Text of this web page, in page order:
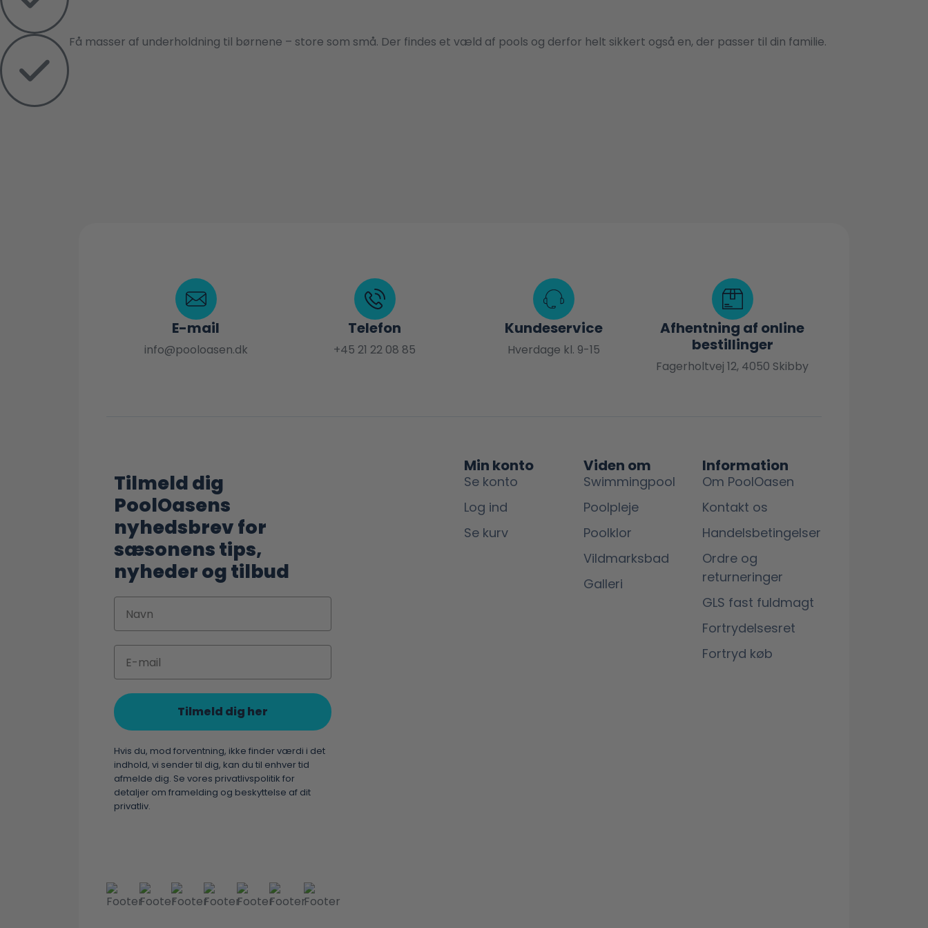
Få masser af underholdning til børnene – store som små. Der findes et væld af pools og derfor helt sikkert også en, der passer til din familie.
E-mail
info@pooloasen.dk
Telefon
+45 21 22 08 85
Kundeservice
Hverdage kl. 9-15
Afhentning af online
bestillinger
Fagerholtvej 12, 4050 Skibby
Tilmeld dig
PoolOasens
nyhedsbrev for
sæsonens tips,
nyheder og tilbud
Tilmeld dig her
Hvis du, mod forventning, ikke finder værdi i det
indhold, vi sender til dig, kan du til enhver tid
afmelde dig. Se vores privatlivspolitik for
detaljer om framelding og beskyttelse af dit
privatliv.
Min konto
Se konto
Log ind
Se kurv
Viden om
Swimmingpool
Poolpleje
Poolklor
Vildmarksbad
Galleri
Information
Om PoolOasen
Kontakt os
Handelsbetingelser
Ordre og
returneringer
GLS fast fuldmagt
Fortrydelsesret
Fortryd køb